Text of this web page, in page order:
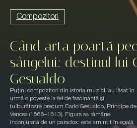
Compozitori
Când arta poartă
sângelui: destinul lui
Gesualdo
Puțini compozitori din istoria muzicii au lăsat în
urmă o poveste la fel de fascinantă și
tulburătoare precum Carlo Gesualdo, Principe de
Venosa (1566–1613). Figura sa rămâne
înconjurată de un paradox: este amintit în egală